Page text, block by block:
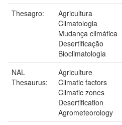
Thesagro:
Agricultura
Climatologia
Mudança climática
Desertificação
Bioclimatologia
NAL
Thesaurus:
Agriculture
Climatic factors
Climatic zones
Desertification
Agrometeorology